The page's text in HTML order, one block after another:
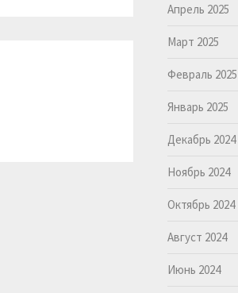
Апрель 2025
Март 2025
Февраль 2025
Январь 2025
Декабрь 2024
Ноябрь 2024
Октябрь 2024
Август 2024
Июнь 2024